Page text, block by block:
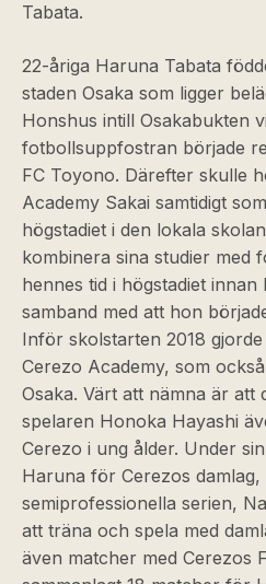
Tabata.
22-åriga Haruna Tabata
staden Osaka som ligger
Honshus intill Osakabukten
fotbollsuppfostran började
FC Toyono. Därefter skulle
Academy Sakai samtidigt
högstadiet i den lokala
kombinera sina studier med
hennes tid i högstadiet
samband med att hon
Inför skolstarten 2018
Cerezo Academy, som
Osaka. Värt att nämna är att
spelaren Honoka Hayashi
Cerezo i ung ålder. Under
Haruna för Cerezos damlag,
semiprofessionella serien,
att träna och spela med
även matcher med Cerezos